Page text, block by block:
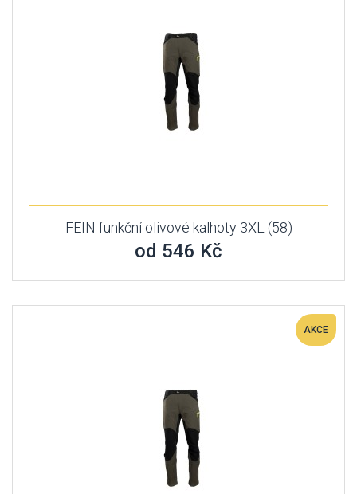
FEIN funkční olivové kalhoty 3XL (58)
od 546 Kč
AKCE